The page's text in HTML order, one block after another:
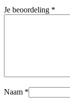
Je beoordeling *
Naam *